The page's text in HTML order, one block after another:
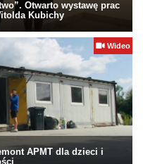
Otwarto wystawę prac
Kubichy
Wideo
APMT dla dzieci i